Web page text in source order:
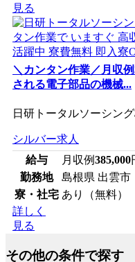
見る
＼カンタン作業／月収
される電子部品の機械...
日研トータルソーシン
シルバー求人
給与
月収例385,000
勤務地
島根県 出雲市
寮・社宅 あり（無料）
詳しく
見る
その他の条件で探す